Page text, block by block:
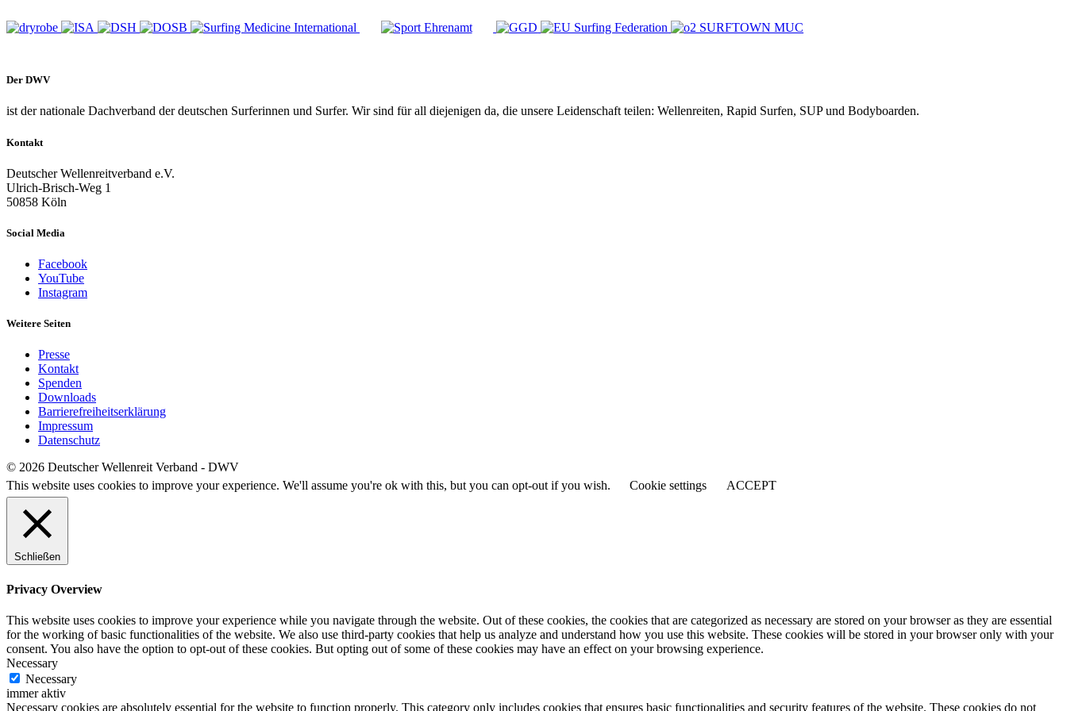
Der DWV
ist der nationale Dachverband der deutschen Surferinnen und Surfer. Wir sind für all diejenigen da, die unsere Leidenschaft teilen: Wellenreiten, Rapid Surfen, SUP und Bodyboarden.
Kontakt
Deutscher Wellenreitverband e.V.
Ulrich-Brisch-Weg 1
50858 Köln
Social Media
Facebook
YouTube
Instagram
Weitere Seiten
Presse
Kontakt
Spenden
Downloads
Barrierefreiheitserklärung
Impressum
Datenschutz
© 2026 Deutscher Wellenreit Verband - DWV
This website uses cookies to improve your experience. We'll assume you're ok with this, but you can opt-out if you wish.
Cookie settings ACCEPT
Schließen
Privacy Overview
This website uses cookies to improve your experience while you navigate through the website. Out of these cookies, the cookies that are categorized as necessary are stored on your browser as they are essential
for the working of basic functionalities of the website. We also use third-party cookies that help us analyze and understand how you use this website. These cookies will be stored in your browser only with your
consent. You also have the option to opt-out of these cookies. But opting out of some of these cookies may have an effect on your browsing experience.
Necessary
Necessary
immer aktiv
Necessary cookies are absolutely essential for the website to function properly. This category only includes cookies that ensures basic functionalities and security features of the website. These cookies do not